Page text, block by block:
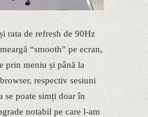
rata de refresh de 90Hz
“smooth” pe ecran,
prin meniu și până la
respectiv sesiuni
se poate simți doar în
notabil pe care l-am